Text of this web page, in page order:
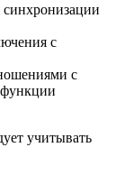
синхронизации
с
с
функции
учитывать